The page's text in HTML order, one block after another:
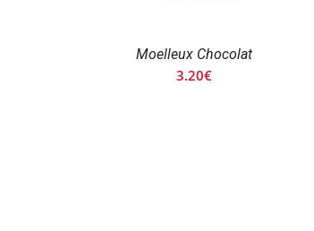
Moelleux Chocolat
3.20€